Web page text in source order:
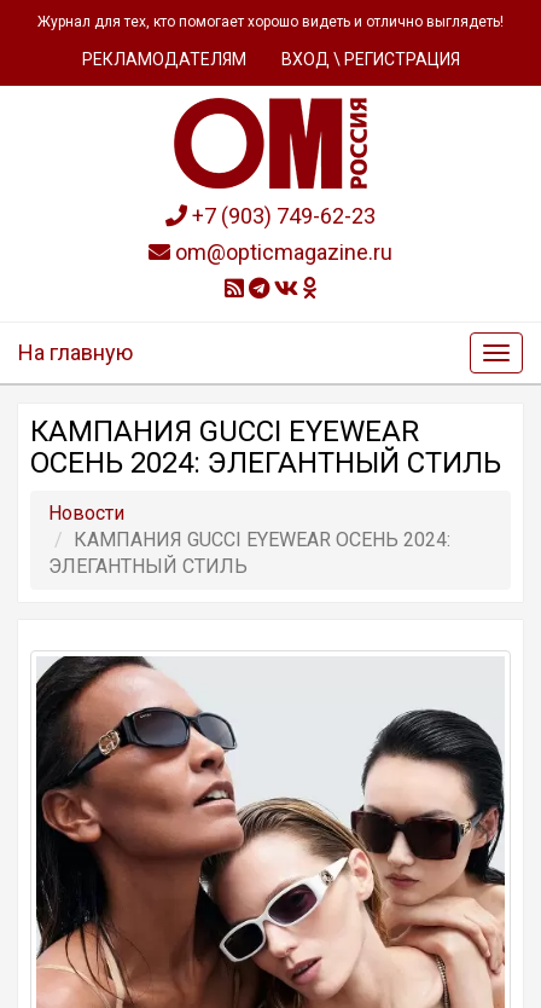
Журнал для тех, кто помогает хорошо видеть и отлично выглядеть!
РЕКЛАМОДАТЕЛЯМ ВХОД \ РЕГИСТРАЦИЯ
+7 (903) 749-62-23
om@opticmagazine.ru
На главную
КАМПАНИЯ GUCCI EYEWEAR
ОСЕНЬ 2024: ЭЛЕГАНТНЫЙ СТИЛЬ
Новости
КАМПАНИЯ GUCCI EYEWEAR ОСЕНЬ 2024:
ЭЛЕГАНТНЫЙ СТИЛЬ